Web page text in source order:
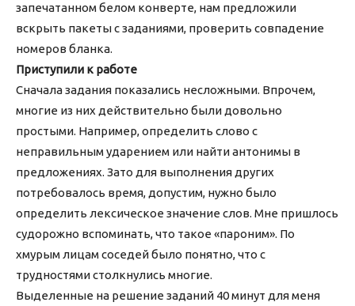
запечатанном белом конверте, нам предложили
вскрыть пакеты с заданиями, проверить совпадение
номеров бланка.
Приступили к работе
Сначала задания показались несложными. Впрочем,
многие из них действительно были довольно
простыми. Например, определить слово с
неправильным ударением или найти антонимы в
предложениях. Зато для выполнения других
потребовалось время, допустим, нужно было
определить лексическое значение слов. Мне пришлось
судорожно вспоминать, что такое «пароним». По
хмурым лицам соседей было понятно, что с
трудностями столкнулись многие.
Выделенные на решение заданий 40 минут для меня